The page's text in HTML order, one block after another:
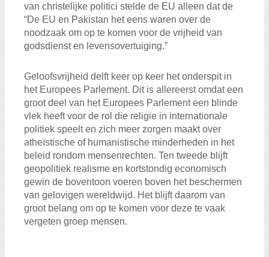
van christelijke politici stelde de EU alleen dat de
“De EU en Pakistan het eens waren over de
noodzaak om op te komen voor de vrijheid van
godsdienst en levensovertuiging.”
Geloofsvrijheid delft keer op keer het onderspit in
het Europees Parlement. Dit is allereerst omdat een
groot deel van het Europees Parlement een blinde
vlek heeft voor de rol die religie in internationale
politiek speelt en zich meer zorgen maakt over
atheïstische of humanistische minderheden in het
beleid rondom mensenrechten. Ten tweede blijft
geopolitiek realisme en kortstondig economisch
gewin de boventoon voeren boven het beschermen
van gelovigen wereldwijd. Het blijft daarom van
groot belang om op te komen voor deze te vaak
vergeten groep mensen.